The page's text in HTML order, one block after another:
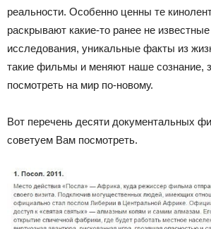
реальности. Особенно ценны те
раскрывают какие-то ранее не
исследования, уникальные факты из
такие фильмы и меняют наше сознание,
посмотреть на мир по-новому.
Вот перечень десяти документальных
советуем Вам посмотреть.